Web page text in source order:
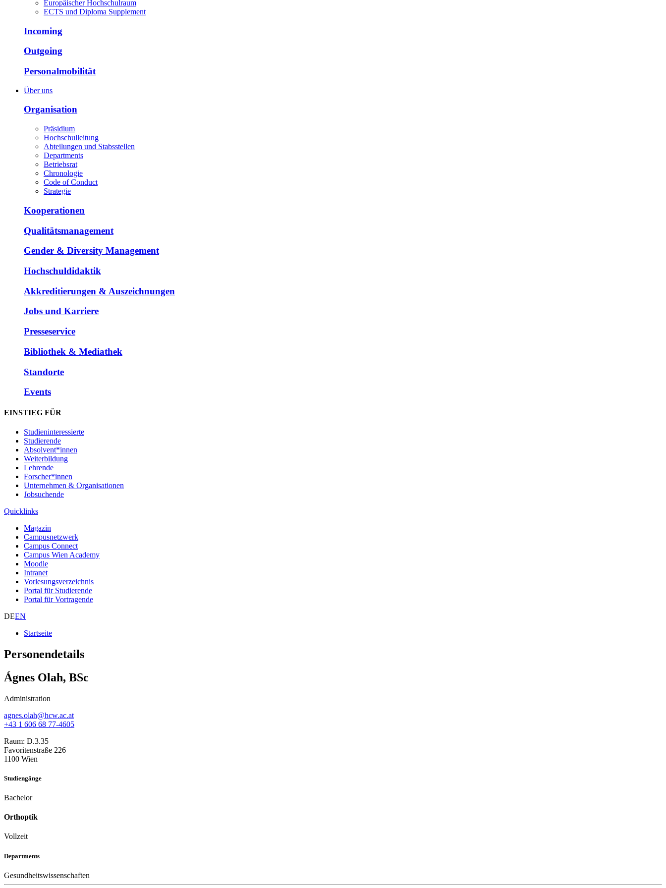
Europäischer Hochschulraum
ECTS und Diploma Supplement
Incoming
Outgoing
Personalmobilität
Über uns
Organisation
Präsidium
Hochschulleitung
Abteilungen und Stabsstellen
Departments
Betriebsrat
Chronologie
Code of Conduct
Strategie
Kooperationen
Qualitätsmanagement
Gender & Diversity Management
Hochschuldidaktik
Akkreditierungen & Auszeichnungen
Jobs und Karriere
Presseservice
Bibliothek & Mediathek
Standorte
Events
EINSTIEG FÜR
Studieninteressierte
Studierende
Absolvent*innen
Weiterbildung
Lehrende
Forscher*innen
Unternehmen & Organisationen
Jobsuchende
Quicklinks
Magazin
Campusnetzwerk
Campus Connect
Campus Wien Academy
Moodle
Intranet
Vorlesungsverzeichnis
Portal für Studierende
Portal für Vortragende
DEEN
Startseite
Personendetails
Ágnes Olah, BSc
Administration
agnes.olah@hcw.ac.at
+43 1 606 68 77-4605
Raum: D.3.35
Favoritenstraße 226
1100 Wien
Studiengänge
Bachelor
Orthoptik
Vollzeit
Departments
Gesundheitswissenschaften